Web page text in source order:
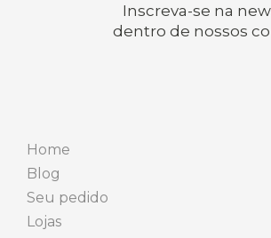
Inscreva-se na
dentro de nossos
Home
Blog
Seu pedido
Lojas